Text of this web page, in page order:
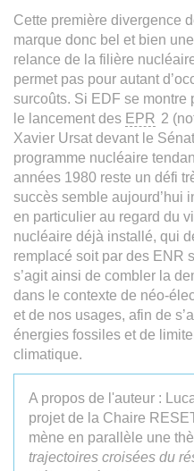
Cette première divergence
marque donc bel et bien
relance de la filière
permet pas pour autant
surcoûts. Si EDF se montre
le lancement des EPR 2
Xavier Ursat devant le Sénat
programme nucléaire
années 1980 reste un défi
succès semble aujourd’hui
en particulier au regard du
nucléaire déjà installé, qui
remplacé soit par des ENR
s’agit ainsi de combler la
dans le contexte de néo-
et de nos usages, afin de
énergies fossiles et de
climatique.
A propos de l'auteur :
projet de la Chaire
mène en parallèle une
trajectoires croisées du